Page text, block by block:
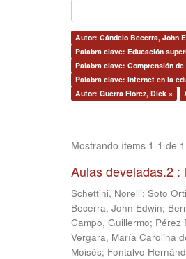
Autor: Cándelo Becerra, John
Palabra clave: Educación
Palabra clave: Comprensión
Palabra clave: Internet en la
Autor: Guerra Flórez, Dick ×
Mostrando ítems 1-1 de 1
Aulas develadas.2
Schettini, Norelli; Soto
Becerra, John Edwin;
Campo, Guillermo; Pérez
Vergara, María Carolina
Moisés; Fontalvo